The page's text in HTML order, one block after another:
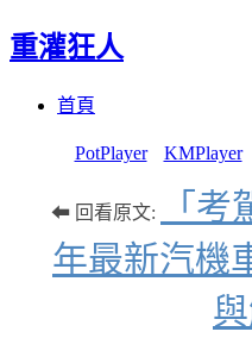
重灌狂人
首頁
PotPlayer KMPlayer
⬅ 回看原文:
「
年最新汽機